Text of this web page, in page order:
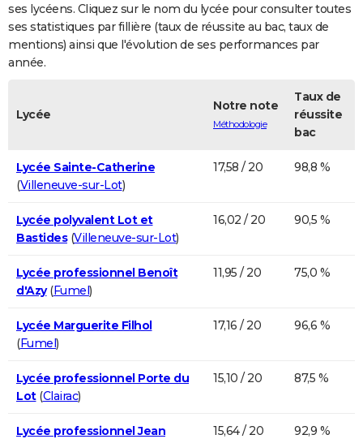
Bricolage
Lifestyle
Culture
Television
Voyage
Cinema
ses lycéens. Cliquez sur le nom du lycée pour consulter toutes
ses statistiques par fillière (taux de réussite au bac, taux de
mentions) ainsi que l'évolution de ses performances par
année.
Lycée
Notre note
Méthodologie
Taux de
réussite
bac
Lycée Sainte-Catherine
(Villeneuve-sur-Lot)
17,58 / 20 98,8 %
Lycée polyvalent Lot et
Bastides(Villeneuve-sur-Lot)
16,02 / 20 90,5 %
Lycée professionnel Benoît
d'Azy(Fumel)
11,95 / 20 75,0 %
Lycée Marguerite Filhol
(Fumel)
17,16 / 20 96,6 %
Lycée professionnel Porte du
Lot(Clairac)
15,10 / 20 87,5 %
Lycée professionnel Jean
15,64 / 20 92,9 %